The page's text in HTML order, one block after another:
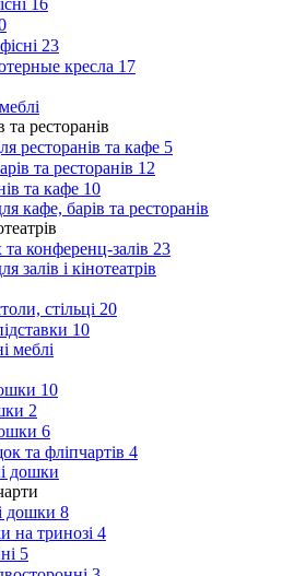
23
кресла 17
та ресторанів
ресторанів та кафе 5
та ресторанів 12
та кафе 10
кафе, барів та ресторанів
конференц-залів 23
залів і кінотеатрів
стільці 20
10
меблі
10
2
6
та фліпчартів 4
дошки
дошки 8
на тринозі 4
5